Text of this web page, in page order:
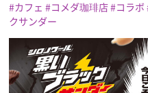
エンタメ
ライフスタイル
プレゼント
カフェ
コメダ珈琲店 コラボ
クサンダー